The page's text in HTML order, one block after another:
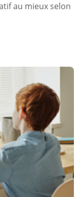
au mieux selon